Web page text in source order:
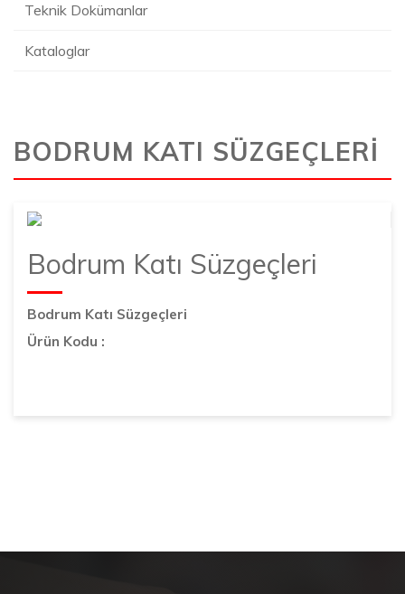
Teknik Dokümanlar
Kataloglar
BODRUM KATI SÜZGEÇLERİ
Bodrum Katı Süzgeçleri
Bodrum Katı Süzgeçleri
Ürün Kodu :